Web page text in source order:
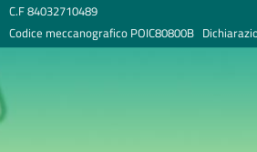
C.F 84032710489
Codice meccanografico POIC80800B